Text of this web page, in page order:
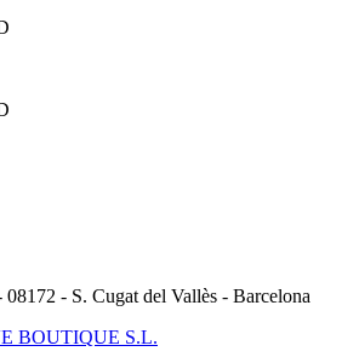
- S. Cugat del Vallès - Barcelona
BOUTIQUE S.L.